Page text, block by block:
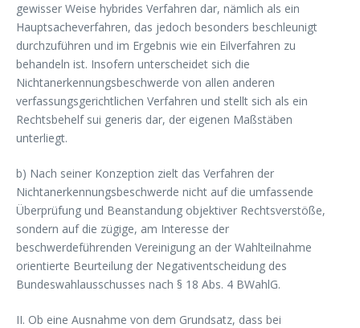
gewisser Weise hybrides Verfahren dar, nämlich als ein
Hauptsacheverfahren, das jedoch besonders beschleunigt
durchzuführen und im Ergebnis wie ein Eilverfahren zu
behandeln ist. Insofern unterscheidet sich die
Nichtanerkennungsbeschwerde von allen anderen
verfassungsgerichtlichen Verfahren und stellt sich als ein
Rechtsbehelf sui generis dar, der eigenen Maßstäben
unterliegt.
b) Nach seiner Konzeption zielt das Verfahren der
Nichtanerkennungsbeschwerde nicht auf die umfassende
Überprüfung und Beanstandung objektiver Rechtsverstöße,
sondern auf die zügige, am Interesse der
beschwerdeführenden Vereinigung an der Wahlteilnahme
orientierte Beurteilung der Negativentscheidung des
Bundeswahlausschusses nach § 18 Abs. 4 BWahlG.
II. Ob eine Ausnahme von dem Grundsatz, dass bei